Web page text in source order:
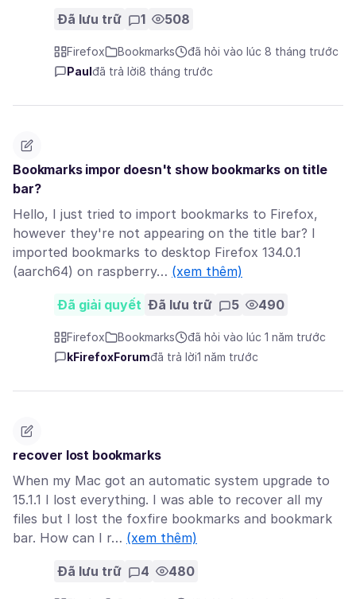
Đã lưu trữ 1 508
Firefox Bookmarks
đã hỏi vào lúc 8 tháng trước
Paul đã trả lời8 tháng trước
Bookmarks impor doesn't show bookmarks on title
bar?
Hello, I just tried to import bookmarks to Firefox,
however they're not appearing on the title bar? I
imported bookmarks to desktop Firefox 134.0.1
(aarch64) on raspberry… (xem thêm)
Đã giải quyết Đã lưu trữ 5 490
Firefox Bookmarks
đã hỏi vào lúc 1 năm trước
kFirefoxForumđã trả lời1 năm trước
recover lost bookmarks
When my Mac got an automatic system upgrade to
15.1.1 I lost everything. I was able to recover all my
files but I lost the foxfire bookmarks and bookmark
bar. How can I r… (xem thêm)
Đã lưu trữ 4 480